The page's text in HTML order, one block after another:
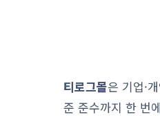
티로그몰은 기업·
준 준수까지 한 번